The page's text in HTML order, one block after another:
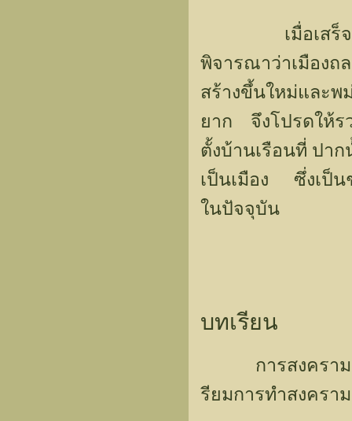
เมื่อเสร็จศึกแ
พิจารณาว่าเมือง
สร้างขึ้นใหม่และพ
ยาก จึงโปรดให้ร
ตั้งบ้านเรือนที่ ปา
เป็นเมือง ซึ่งเป็น
ในปัจจุบัน
บทเรียน
การสงครามคร
รียมการทำสงครา